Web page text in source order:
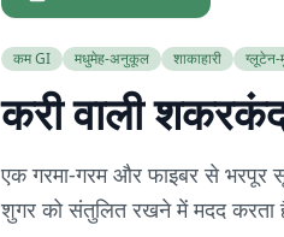
कम GI मधुमेह-अनुकूल शाकाहारी ग्लूटेन-
करी वाली
एक गरमा-गरम और फाइबर से भरपूर
शुगर को संतुलित रखने में मदद करता